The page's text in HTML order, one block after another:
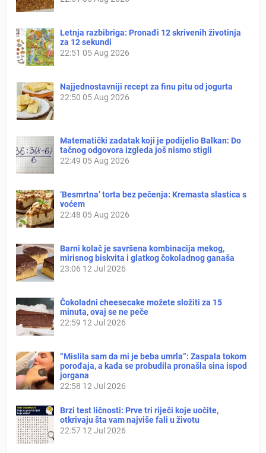
Letnja razbibriga: Pronađi 12 skrivenih životinja
za 12 sekundi
22:51 05 Aug 2026
Najjednostavniji recept za finu pitu od jogurta
22:50 05 Aug 2026
Matematički zadatak koji je podijelio Balkan: Do
tačnog odgovora izgleda još nismo stigli
22:49 05 Aug 2026
‘Besmrtna’ torta bez pečenja: Kremasta slastica s
voćem
22:48 05 Aug 2026
Barni kolač je savršena kombinacija mekog,
mirisnog biskvita i glatkog čokoladnog ganaša
23:06 12 Jul 2026
Čokoladni cheesecake možete složiti za 15
minuta, ovaj se ne peče
22:59 12 Jul 2026
“Mislila sam da mi je beba umrla”: Zaspala tokom
porođaja, a kada se probudila pronašla sina ispod
jorgana
22:58 12 Jul 2026
Brzi test ličnosti: Prve tri riječi koje uočite,
otkrivaju šta vam najviše fali u životu
22:57 12 Jul 2026